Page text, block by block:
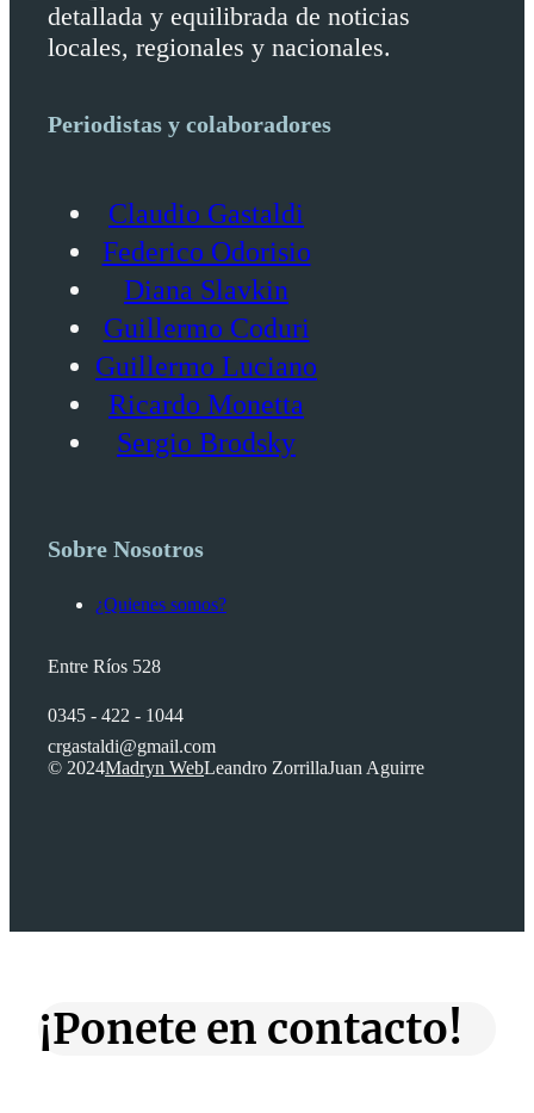
detallada y equilibrada de noticias
locales, regionales y nacionales.
Periodistas y colaboradores
Claudio Gastaldi
Federico Odorisio
Diana Slavkin
Guillermo Coduri
Guillermo Luciano
Ricardo Monetta
Sergio Brodsky
Sobre Nosotros
¿Quienes somos?
Entre Ríos 528
0345 - 422 - 1044
crgastaldi@gmail.com
© 2024Madryn WebLeandro ZorrillaJuan Aguirre
¡Ponete en contacto!